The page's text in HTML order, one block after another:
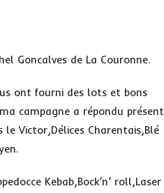
Goncalves de La Couronne.
ont fourni des lots et bons
campagne a répondu présent
le Victor,Délices Charentais,Blé
Kebab,Bock’n’ roll,Laser